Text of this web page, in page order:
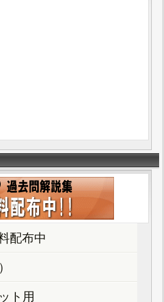
配布中
ト用